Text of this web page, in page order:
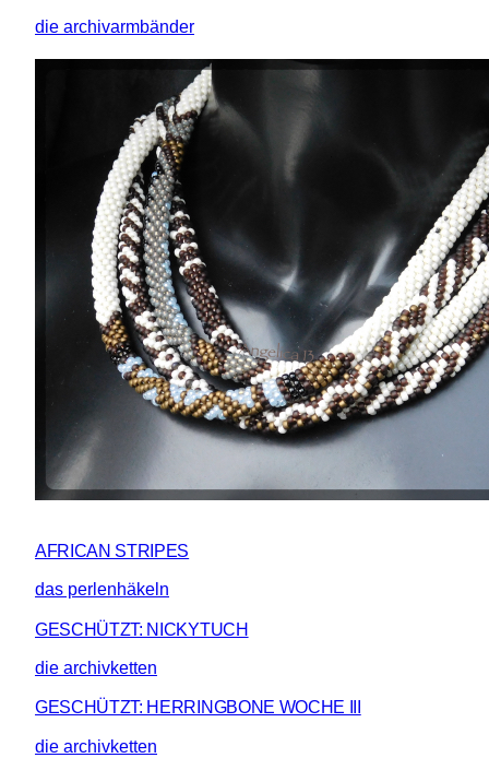
die archivarmbänder
AFRICAN STRIPES
das perlenhäkeln
GESCHÜTZT: NICKYTUCH
die archivketten
GESCHÜTZT: HERRINGBONE WOCHE III
die archivketten